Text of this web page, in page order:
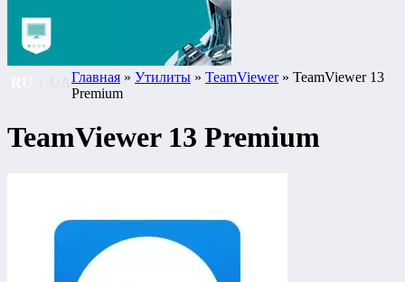
Главная » Утилиты » TeamViewer» TeamViewer 13
Premium
TeamViewer 13 Premium